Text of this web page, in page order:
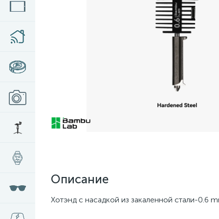
Описание
Хотэнд с насадкой из закаленной стали-0.6